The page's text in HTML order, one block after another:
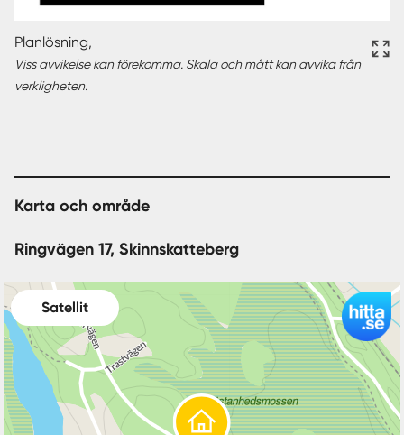
Planlösning,
Viss avvikelse kan förekomma. Skala och mått kan avvika från
verkligheten.
Karta och område
Ringvägen 17, Skinnskatteberg
Satellit